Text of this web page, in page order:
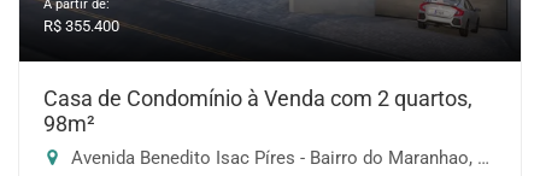
A partir de:
R$ 355.400
Casa de Condomínio à Venda com 2 quartos,
98m²
Avenida Benedito Isac Píres - Bairro do Maranhao, Cotia-SP